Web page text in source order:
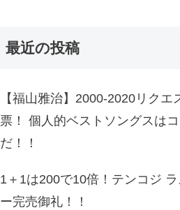
最近の投稿
【福山雅治】2000-2020リクエ
票！ 個人的ベストソングスは
だ！！
1＋1は200で10倍！テンコジ
ー完売御礼！！